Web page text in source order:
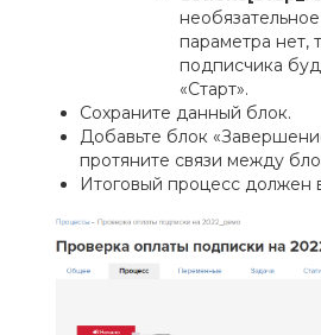
параметра нет,
подписчика
«Старт».
Сохраните данный блок.
Добавьте блок
протяните связи между
Итоговый процесс должен